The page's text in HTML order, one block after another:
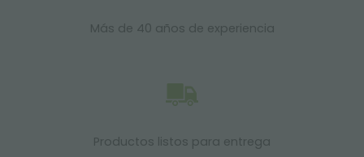
Más de 40 años de experiencia
Productos listos para entrega